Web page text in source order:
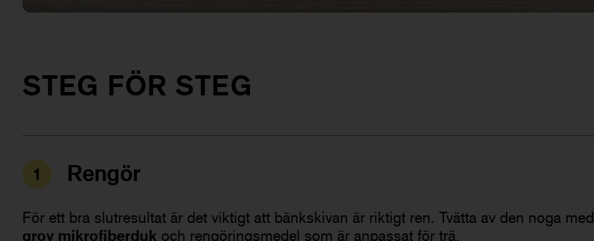
STEG FÖR STEG
1 Rengör
För ett bra slutresultat är det viktigt att bänkskivan är riktigt ren. Tvätta av den noga med
grov mikrofiberduk och rengöringsmedel som är anpassat för trä.